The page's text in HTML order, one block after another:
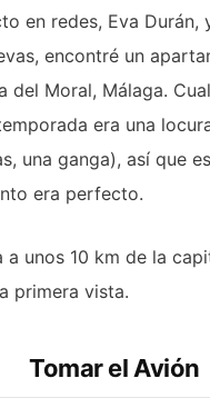
en redes, Eva Durán,
encontré un
del Moral, Málaga.
era una
una ganga), así que
era perfecto.
a unos 10 km de la
primera vista.
Tomar el Avión